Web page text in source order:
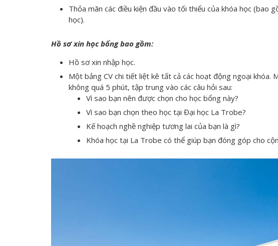
Thỏa mãn các điều kiện đầu vào tối thiểu của khóa học (bao
học).
Hồ sơ xin học bổng bao gồm:
Hồ sơ xin nhập học.
Một bảng CV chi tiết liệt kê tất cả các hoạt động ngoại khóa.
không quá 5 phút, tập trung vào các câu hỏi sau:
Vì sao bạn nên được chọn cho học bổng này?
Vì sao bạn chọn theo học tại Đại học La Trobe?
Kế hoạch nghề nghiệp tương lai của bạn là gì?
Khóa học tại La Trobe có thể giúp bạn đóng góp cho